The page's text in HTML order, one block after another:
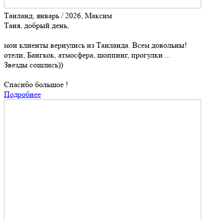
Таиланд, январь / 2026, Максим
Таня, добрый день,
мои клиенты вернулись из Таиланда. Всем довольны!
отели, Бангкок, атмосфера, шоппинг, прогулки ...
Звезды сошлись))
Спасибо большое !
Подробнее